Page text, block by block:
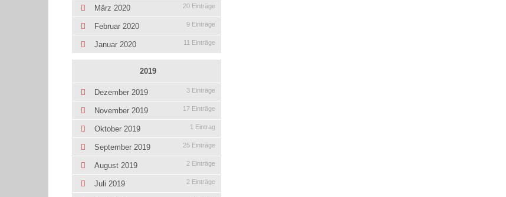
März 2020 20 Einträge
Februar 2020 9 Einträge
Januar 2020 11 Einträge
2019
Dezember 2019 3 Einträge
November 2019 17 Einträge
Oktober 2019 1 Eintrag
September 2019 25 Einträge
August 2019 2 Einträge
Juli 2019 2 Einträge